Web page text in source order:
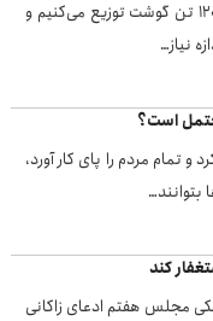
علیرضا زاکانی، نامزد ریاست جمهوری گفت: روزی ۱۲۰ تن گوشت توزیع می‌کنیم و
نیاز…
است؟
و تمام مردم را پای کار آورد،
کند
مجلس هفتم ادعای زاکانی